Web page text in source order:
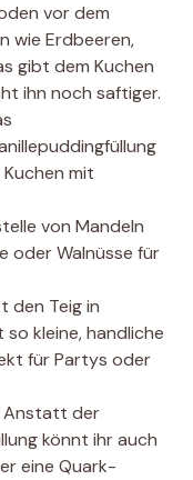
vor dem
wie Erdbeeren,
gibt dem Kuchen
ihn noch saftiger.
mit
von Mandeln
oder Walnüsse für
den Teig in
kleine, handliche
für Partys oder
Anstatt der
könnt ihr auch
eine Quark-